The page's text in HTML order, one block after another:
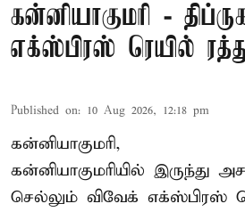
கன்னியாகுமரி -
எக்ஸ்பிரஸ் ரெயில்
Published on: 10 Aug 2026, 12:18 pm
கன்னியாகுமரி,
கன்னியாகுமரியில் இருந்து
செல்லும் விவேக் எக்ஸ்பிரஸ்